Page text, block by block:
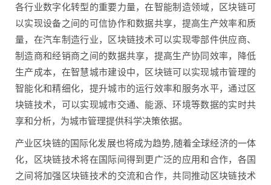
各行业数字化转型的重要力量，在智能制造领域，区块链可
以实现设备之间的可信协作和数据共享，提高生产效率和质
量，在汽车制造行业，区块链技术可以实现零部件供应商、
制造商和经销商之间的数据共享，提高生产协同效率，降低
生产成本，在智慧城市建设中，区块链可以实现城市管理的
智能化和精细化，提升城市的运行效率和服务水平，通过区
块链技术，可以实现城市交通、能源、环境等数据的实时共
享和分析，为城市管理提供科学决策依据。
产业区块链的国际化发展也将成为趋势,随着全球经济的一体
化，区块链技术将在国际间得到更广泛的应用和合作，各国
之间将加强区块链技术的交流和合作，共同推动区块链技术